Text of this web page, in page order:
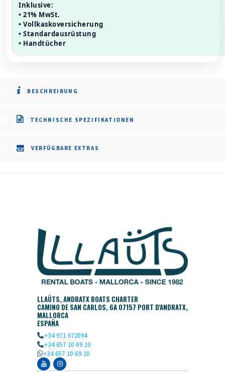
Inklusive:
• 21% MwSt.
• Vollkaskoversicherung
• Standardausrüstung
• Handtücher
BESCHREIBUNG
TECHNISCHE SPEZIFIKATIONEN
VERFÜGBARE EXTRAS
LLAÜTS, ANDRATX BOATS CHARTER
CAMINO DE SAN CARLOS, 6A 07157 PORT D'ANDRATX,
MALLORCA
ESPAÑA
+34 971 672094
+34 657 10 69 10
+34 657 10 69 10